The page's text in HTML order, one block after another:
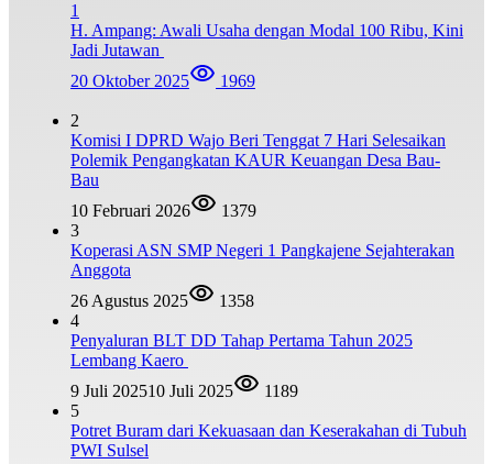
1
H. Ampang: Awali Usaha dengan Modal 100 Ribu, Kini
Jadi Jutawan
20 Oktober 2025
1969
2
Komisi I DPRD Wajo Beri Tenggat 7 Hari Selesaikan
Polemik Pengangkatan KAUR Keuangan Desa Bau-
Bau
10 Februari 2026
1379
3
Koperasi ASN SMP Negeri 1 Pangkajene Sejahterakan
Anggota
26 Agustus 2025
1358
4
Penyaluran BLT DD Tahap Pertama Tahun 2025
Lembang Kaero
9 Juli 202510 Juli 2025
1189
5
Potret Buram dari Kekuasaan dan Keserakahan di Tubuh
PWI Sulsel